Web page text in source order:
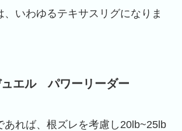
、いわゆるテキサスリグになりま
エル パワーリーダー
あれば、根ズレを考慮し20lb~25lb